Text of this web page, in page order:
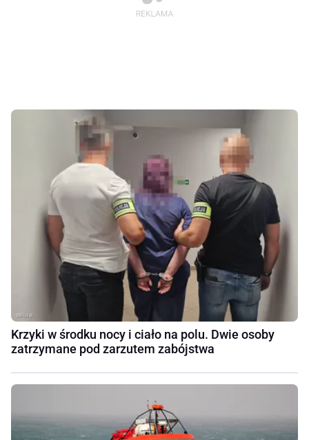
Krzyki w środku nocy i ciało na polu. Dwie osoby
zatrzymane pod zarzutem zabójstwa